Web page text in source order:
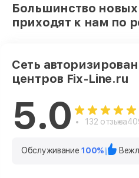
Большинство
приходят к нам по
Сеть
центров Fix-Line.ru
5.0 132 отзыва
Обслуживание100%